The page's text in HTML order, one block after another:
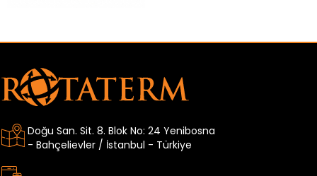
Doğu San. Sit. 8. Blok No: 24 Yenibosna
- Bahçelievler / İstanbul - Türkiye